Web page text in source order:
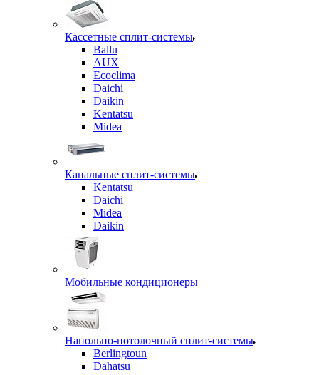
Кассетные сплит-системы
Ballu
AUX
Ecoclima
Daichi
Daikin
Kentatsu
Midea
Канальные сплит-системы
Kentatsu
Daichi
Midea
Daikin
Мобильные кондиционеры
Напольно-потолочный сплит-системы
Berlingtoun
Dahatsu